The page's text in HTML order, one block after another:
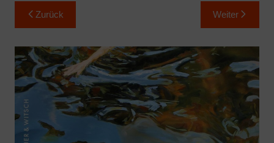
Beitragsnavigation
Zurück Weiter